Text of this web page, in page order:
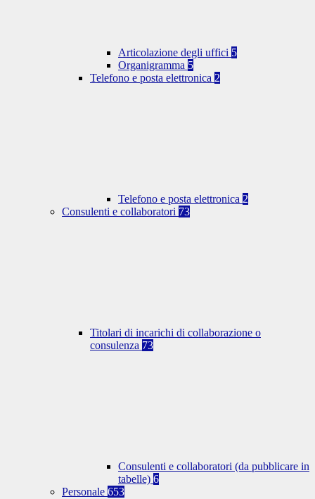
Articolazione degli uffici 5
Organigramma 5
Telefono e posta elettronica 2
Telefono e posta elettronica 2
Consulenti e collaboratori 73
Titolari di incarichi di collaborazione o
consulenza 73
Consulenti e collaboratori (da pubblicare in
tabelle) 6
Personale 653